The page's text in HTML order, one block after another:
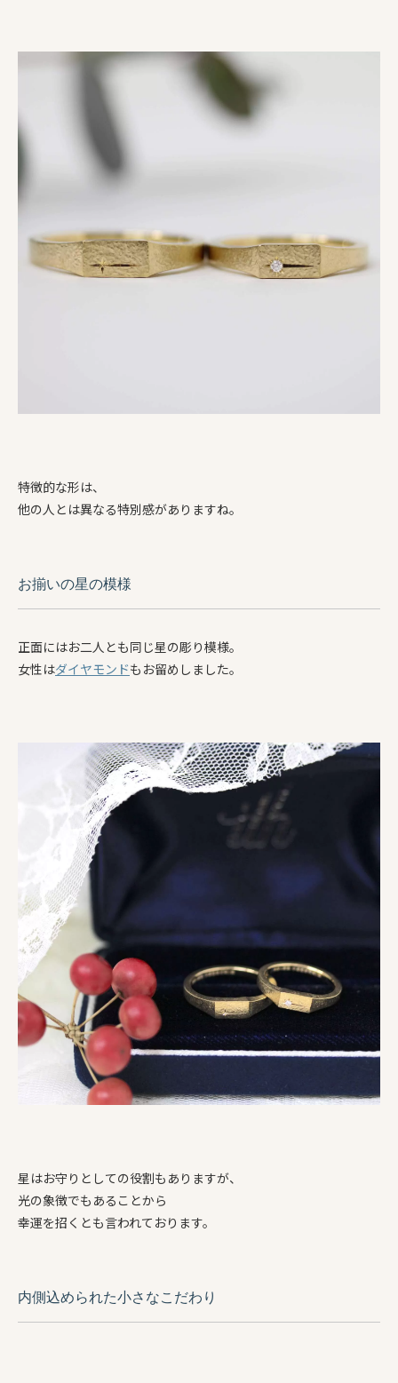
特徴的な形は、
他の人とは異なる特別感がありますね。
お揃いの星の模様
正面にはお二人とも同じ星の彫り模様。
女性はダイヤモンドもお留めしました。
星はお守りとしての役割もありますが、
光の象徴でもあることから
幸運を招くとも言われております。
内側込められた小さなこだわり